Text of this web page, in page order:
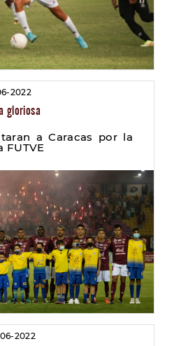
2022
gloriosa
a Caracas por la
FUTVE
2022